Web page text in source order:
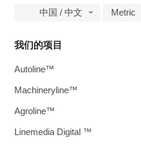
中国 / 中文 Metric
我们的项目
Autoline™
Machineryline™
Agroline™
Linemedia Digital ™